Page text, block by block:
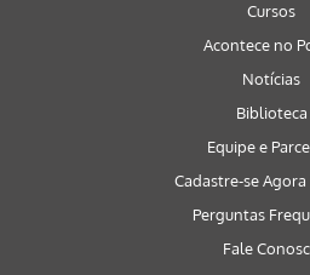
Cursos
Acontece no
Notícias
Biblioteca
Equipe e
Cadastre-se
Perguntas
Fale